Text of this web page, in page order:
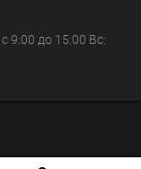
9:00 до 15:00 Вс: